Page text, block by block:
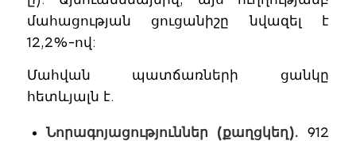
մահացության ցուցանիշը նվազել է
12,2%-ով:
Մահվան պատճառների ցանկը
հետևյալն է.
Նորագոյացություններ (քաղցկեղ). 912